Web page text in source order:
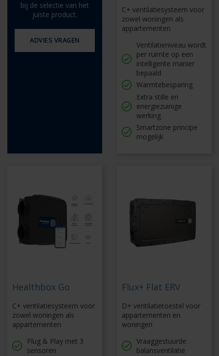
bij de selectie van het
juiste product.
ADVIES VRAGEN
C+ ventilatiesysteem voor
zowel woningen als
appartementen
Ventilatieniveau wordt
per ruimte op een
intelligente manier
bepaald
Warmtebesparing
Extra stille en
energiezuinige
werking
Smartzone principe
mogelijk
Healthbox Go
C+ ventilatiesysteem voor
zowel woningen als
appartementen
Plug & Play met 3
sensoren
Flux+ Flat ERV
D+ ventilatietoestel voor
appartementen en
woningen
Vraaggestuurde
balansventilatie